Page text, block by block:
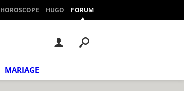
HOROSCOPE HUGO FORUM
MARIAGE